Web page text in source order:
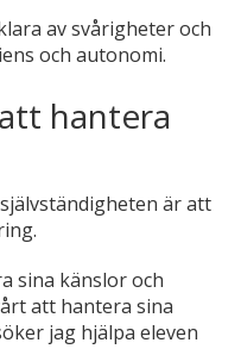
av svårigheter och
och autonomi.
hantera
är att
sina känslor och
att hantera sina
jag hjälpa eleven